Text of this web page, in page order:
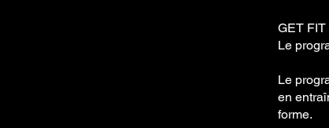
GET
Le
Le
en
forme.